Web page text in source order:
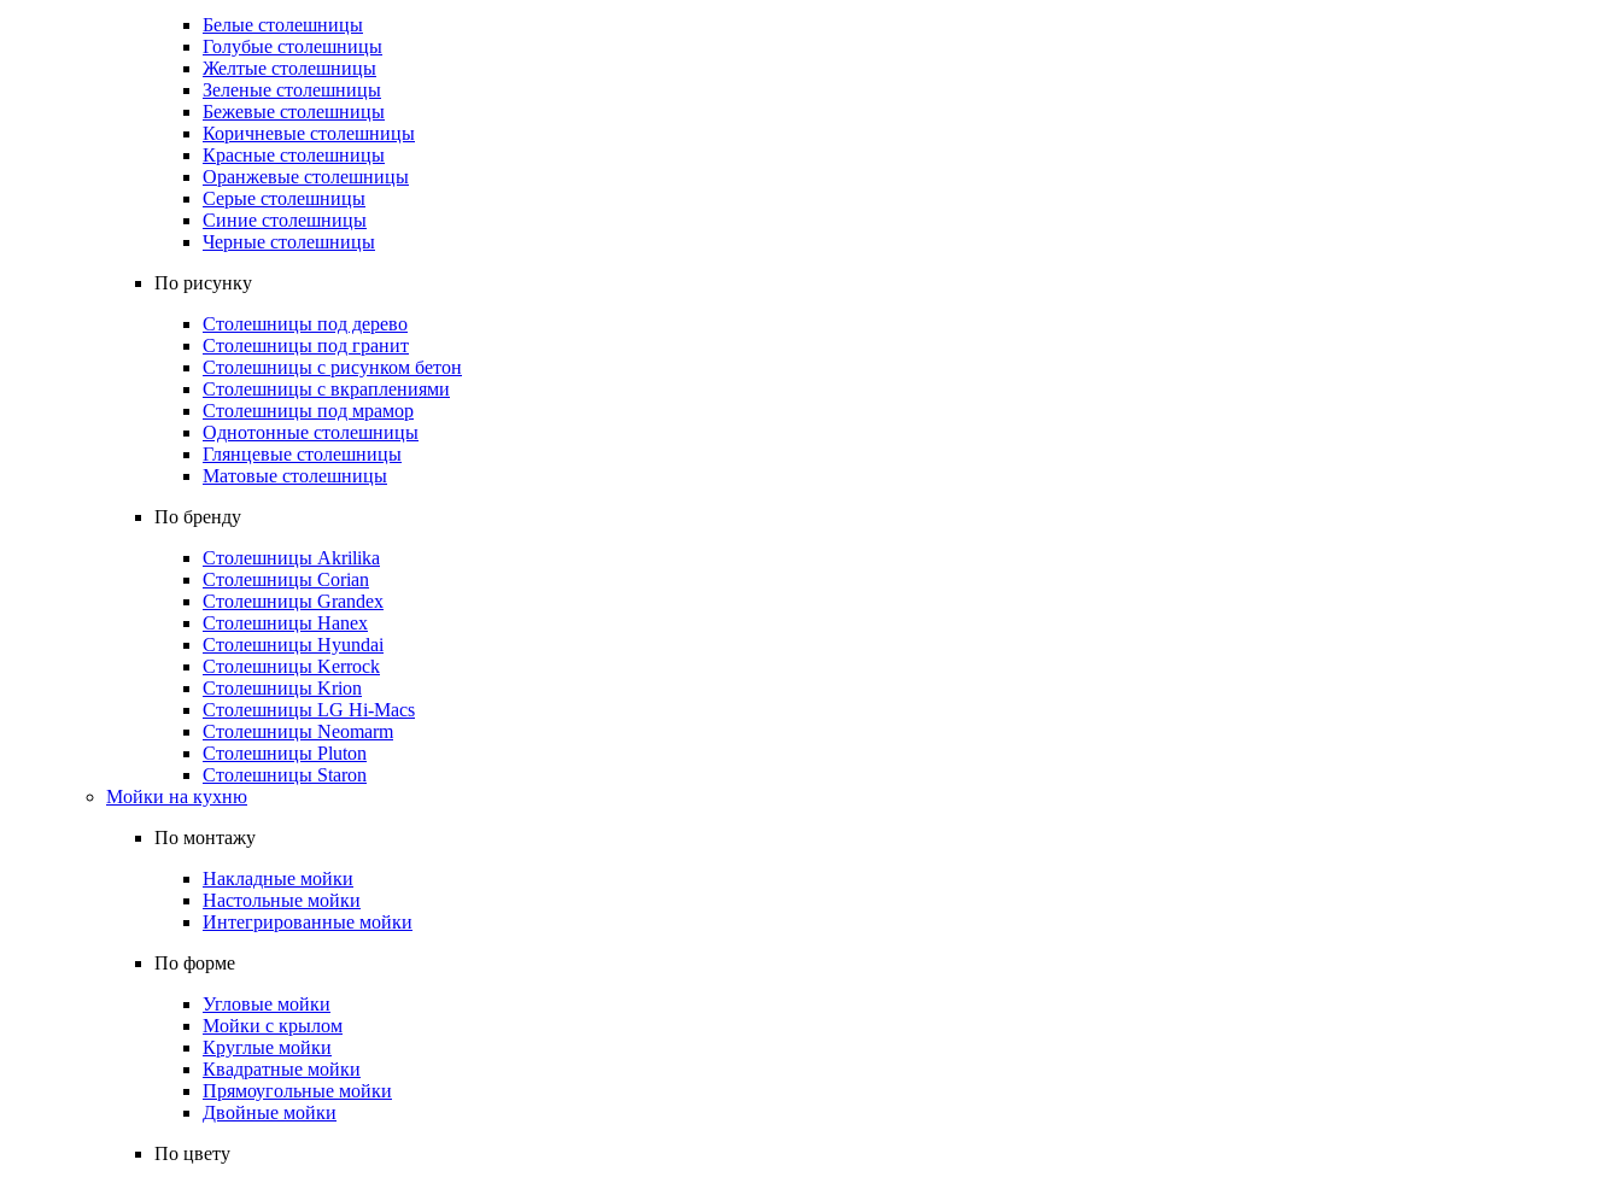
Белые столешницы
Голубые столешницы
Желтые столешницы
Зеленые столешницы
Бежевые столешницы
Коричневые столешницы
Красные столешницы
Оранжевые столешницы
Серые столешницы
Синие столешницы
Черные столешницы
По рисунку
Столешницы под дерево
Столешницы под гранит
Столешницы с рисунком бетон
Столешницы с вкраплениями
Столешницы под мрамор
Однотонные столешницы
Глянцевые столешницы
Матовые столешницы
По бренду
Столешницы Akrilika
Столешницы Corian
Столешницы Grandex
Столешницы Hanex
Столешницы Hyundai
Столешницы Kerrock
Столешницы Krion
Столешницы LG Hi-Macs
Столешницы Neomarm
Столешницы Pluton
Столешницы Staron
Мойки на кухню
По монтажу
Накладные мойки
Настольные мойки
Интегрированные мойки
По форме
Угловые мойки
Мойки с крылом
Круглые мойки
Квадратные мойки
Прямоугольные мойки
Двойные мойки
По цвету